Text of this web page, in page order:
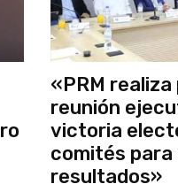
«PRM
reunión
victoria
comités para
resultados»